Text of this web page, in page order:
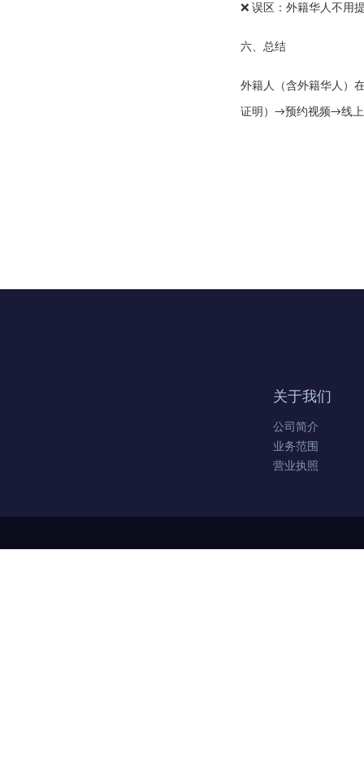
❌ 误区：外籍华人不用
六、总结
外籍人（含外籍华人）
证明） →预约视频→线
关于我们
公司简介
业务范围
营业执照